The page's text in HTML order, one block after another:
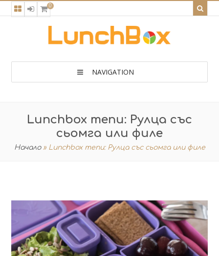
0
NAVIGATION
Lunchbox menu: Рулца със
сьомга или филе
Начало » Lunchbox menu: Рулца със сьомга или филе